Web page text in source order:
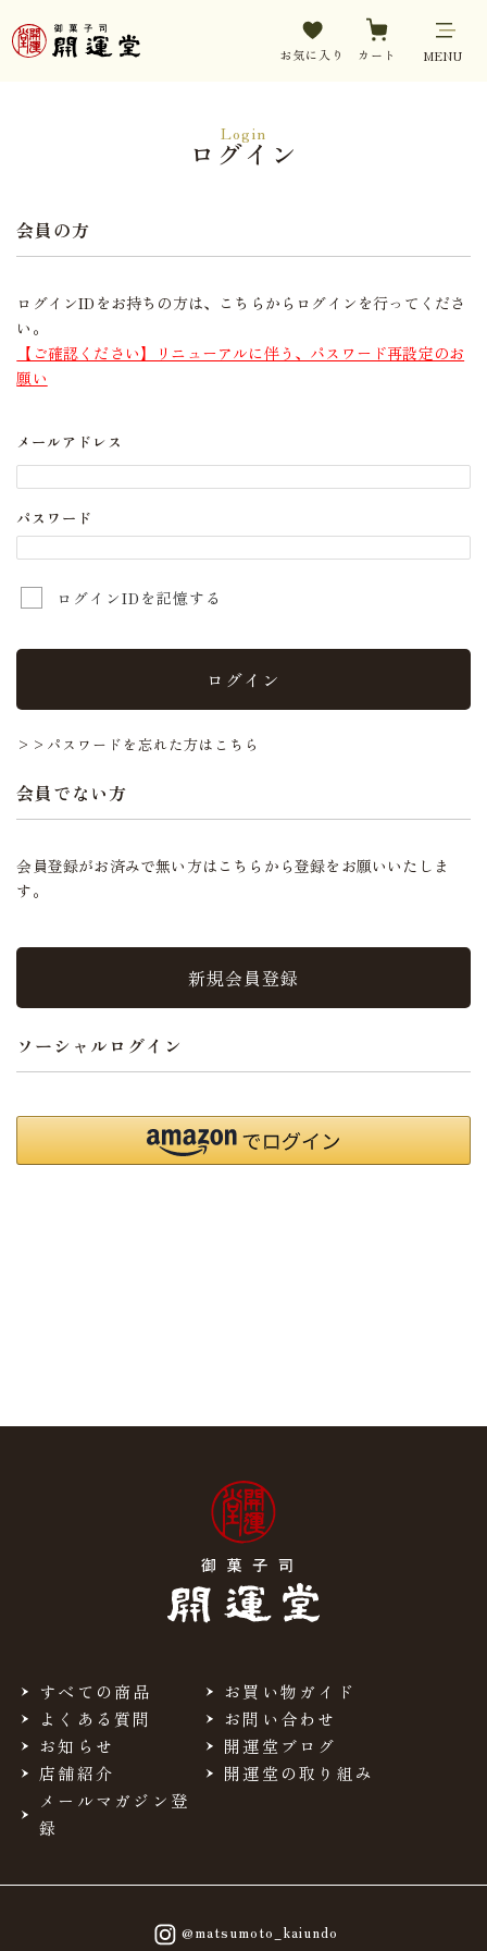
お気に入り カート MENU
Login
ログイン
会員の方
ログインIDをお持ちの方は、こちらからログインを行ってくださ
い。
【ご確認ください】リニューアルに伴う、パスワード再設定のお
願い
メールアドレス
パスワード
ログインIDを記憶する
ログイン
>>パスワードを忘れた方はこちら
会員でない方
会員登録がお済みで無い方はこちらから登録をお願いいたしま
す。
新規会員登録
ソーシャルログイン
すべての商品
お買い物ガイド
よくある質問
お問い合わせ
お知らせ
開運堂ブログ
店舗紹介
開運堂の取り組み
メールマガジン登
録
@matsumoto_kaiundo